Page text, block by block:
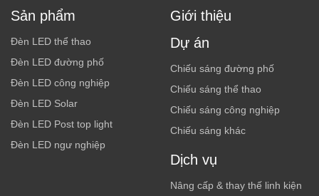
Sản phẩm
Đèn LED thể thao
Đèn LED đường phố
Đèn LED công nghiệp
Đèn LED Solar
Đèn LED Post top light
Đèn LED ngư nghiệp
Giới thiệu
Dự án
Chiếu sáng đường phố
Chiếu sáng thể thao
Chiếu sáng công nghiệp
Chiếu sáng khác
Dịch vụ
Nâng cấp & thay thế linh kiện